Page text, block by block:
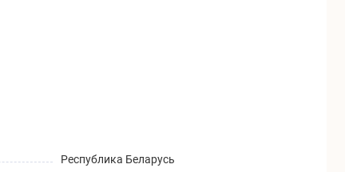
Республика Беларусь